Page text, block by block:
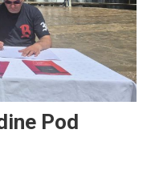
Pod